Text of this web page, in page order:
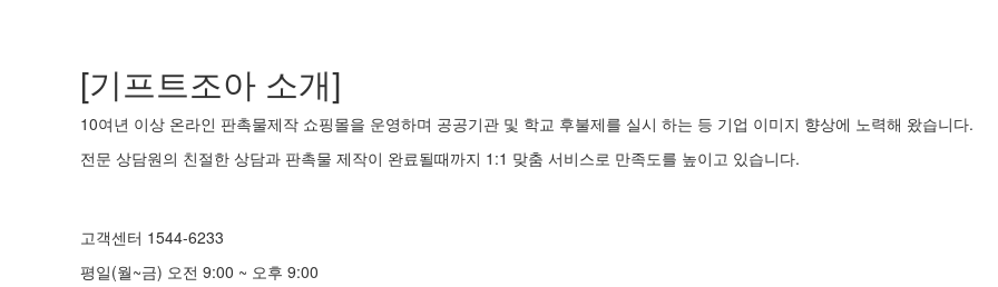
[기프트조아 소개]
10여년 이상 온라인 판촉물제작 쇼핑몰을 운영하며 공공기관 및 학교 후불제를 실시 하는 등 기업 이미지 향상에 노력해 왔습니다.
전문 상담원의 친절한 상담과 판촉물 제작이 완료될때까지 1:1 맞춤 서비스로 만족도를 높이고 있습니다.
고객센터 1544-6233
평일(월~금) 오전 9:00 ~ 오후 9:00